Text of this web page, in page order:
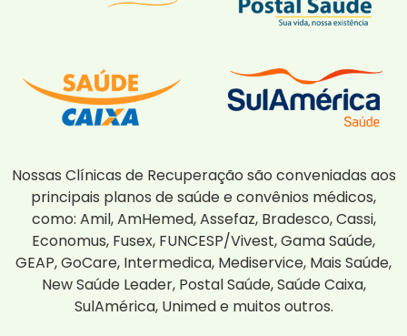
Nossas Clínicas de Recuperação são conveniadas aos
principais planos de saúde e convênios médicos,
como: Amil, AmHemed, Assefaz, Bradesco, Cassi,
Economus, Fusex, FUNCESP/Vivest, Gama Saúde,
GEAP, GoCare, Intermedica, Mediservice, Mais Saúde,
New Saúde Leader, Postal Saúde, Saúde Caixa,
SulAmérica, Unimed e muitos outros.